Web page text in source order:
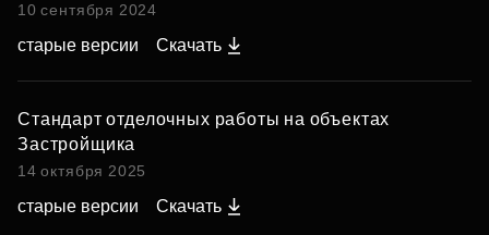
10 сентября 2024
старые версии Скачать
Стандарт отделочных работы на объектах
Застройщика
14 октября 2025
старые версии Скачать